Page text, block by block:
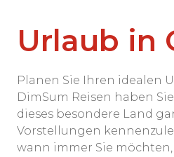
Urlaub in
Planen Sie Ihren idealen
DimSum Reisen haben
dieses besondere Land
Vorstellungen
wann immer Sie